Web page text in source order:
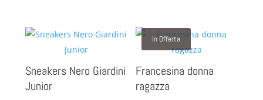
Sneakers Nero Giardini
Junior
In Offerta
Francesina donna
ragazza